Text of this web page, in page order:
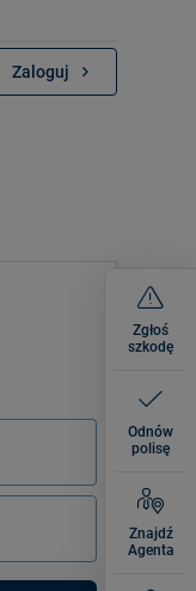
Zaloguj
Zgłoś
szkodę
Odnów
polisę
Znajdź
Agenta